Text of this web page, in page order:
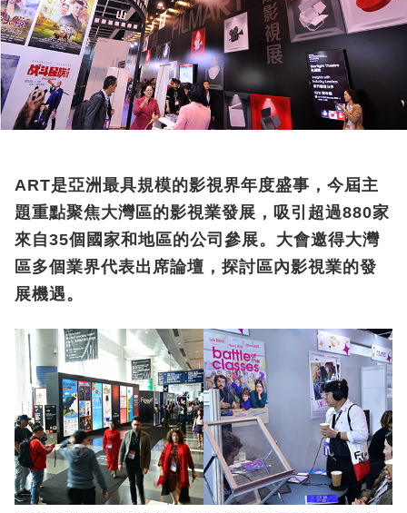
ART是亞洲最具規模的影視界年度盛事，今屆主
題重點聚焦大灣區的影視業發展，吸引超過880家
來自35個國家和地區的公司參展。大會邀得大灣
區多個業界代表出席論壇，探討區內影視業的發
展機遇。